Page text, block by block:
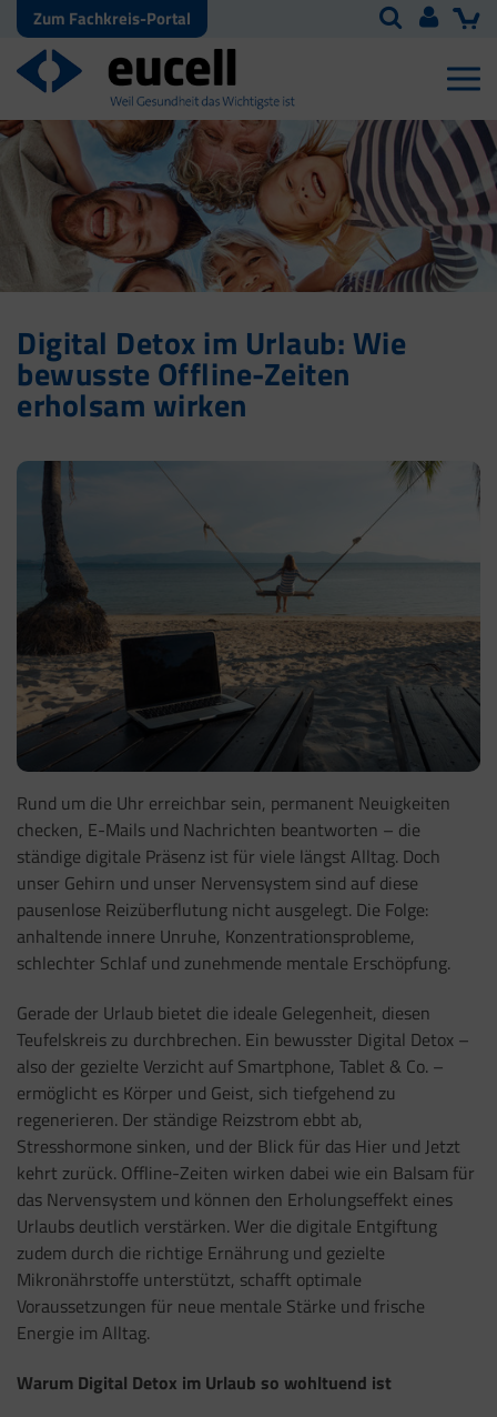
Zum Fachkreis-Portal
Digital Detox im Urlaub: Wie
bewusste Offline-Zeiten
erholsam wirken
Rund um die Uhr erreichbar sein, permanent Neuigkeiten
checken, E-Mails und Nachrichten beantworten – die
ständige digitale Präsenz ist für viele längst Alltag. Doch
unser Gehirn und unser Nervensystem sind auf diese
pausenlose Reizüberflutung nicht ausgelegt. Die Folge:
anhaltende innere Unruhe, Konzentrationsprobleme,
schlechter Schlaf und zunehmende mentale Erschöpfung.
Gerade der Urlaub bietet die ideale Gelegenheit, diesen
Teufelskreis zu durchbrechen. Ein bewusster Digital Detox –
also der gezielte Verzicht auf Smartphone, Tablet & Co. –
ermöglicht es Körper und Geist, sich tiefgehend zu
regenerieren. Der ständige Reizstrom ebbt ab,
Stresshormone sinken, und der Blick für das Hier und Jetzt
kehrt zurück. Offline-Zeiten wirken dabei wie ein Balsam für
das Nervensystem und können den Erholungseffekt eines
Urlaubs deutlich verstärken. Wer die digitale Entgiftung
zudem durch die richtige Ernährung und gezielte
Mikronährstoffe unterstützt, schafft optimale
Voraussetzungen für neue mentale Stärke und frische
Energie im Alltag.
Warum Digital Detox im Urlaub so wohltuend ist